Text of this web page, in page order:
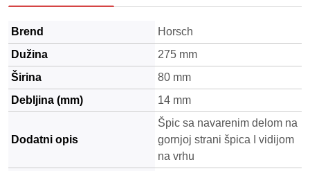
Brend
Horsch
Dužina
275 mm
Širina
80 mm
Debljina (mm)
14 mm
Dodatni opis
Špic sa navarenim delom na
gornjoj strani špica I vidijom
na vrhu